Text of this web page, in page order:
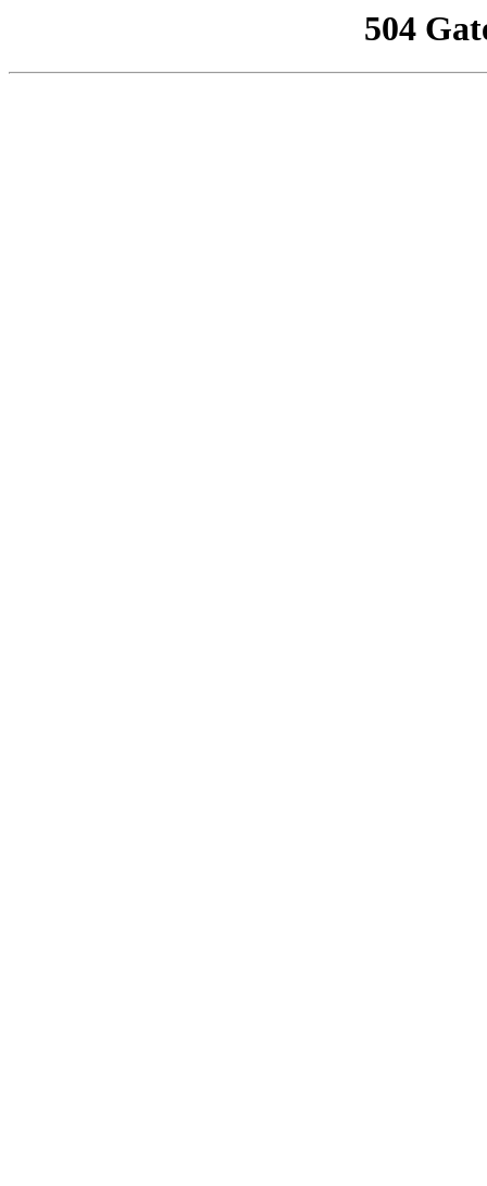
504